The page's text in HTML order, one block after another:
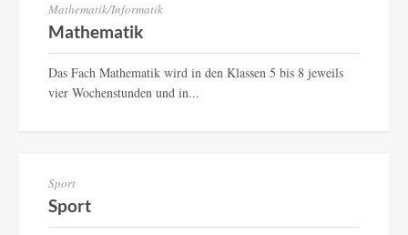
Mathematik/Informatik
Mathematik
Das Fach Mathematik wird in den Klassen 5 bis 8 jeweils
vier Wochenstunden und in...
Sport
Sport